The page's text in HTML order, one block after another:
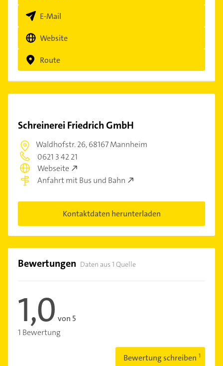
E-Mail
Website
Route
Schreinerei Friedrich GmbH
Waldhofstr. 26,68167 Mannheim
0621 3 42 21
Webseite
Anfahrt mit Bus und Bahn
Kontaktdaten herunterladen
Bewertungen Daten aus 1 Quelle
1,0 von 5
1 Bewertung
Bewertung schreiben